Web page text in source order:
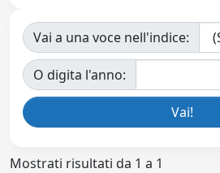
Vai a una voce nell'indice:
O digita l'anno:
Mostrati risultati da 1 a 1